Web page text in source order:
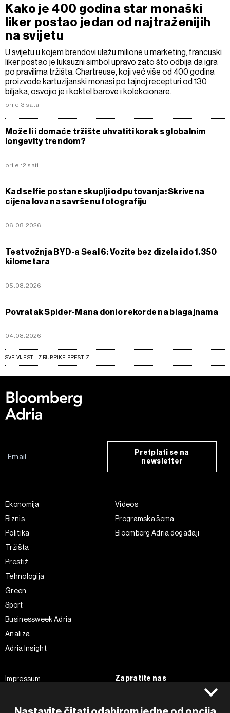
Kako je 400 godina star monaški
liker postao jedan od najtraženijih
na svijetu
U svijetu u kojem brendovi ulažu milione u marketing, francuski
liker postao je luksuzni simbol upravo zato što odbija da igra
po pravilima tržišta. Chartreuse, koji već više od 400 godina
proizvode kartuzijanski monasi po tajnoj recepturi od 130
biljaka, osvojio je i koktel barove i kolekcionare.
prije 3 sata
Može li i domaće tržište uhvatiti korak s globalnim
longevity trendom?
prije 12 sati
Kad selfie postane skuplji od putovanja: Skrivena
cijena lova na savršenu fotografiju
06.08.2026
Test vožnja BYD-a Seal 6: Vozite bez dizela i do 1.350
kilometara
05.08.2026
Povratak Spider-Mana donio rekorde na blagajnama
04.08.2026
SVE VIJESTI IZ RUBRIKE PRESTIŽ
Pretplati se na
newsletter
Ekonomija
Biznis
Politika
Tržišta
Prestiž
Tehnologija
Green
Sport
Businessweek Adria
Analiza
Adria Insight
Videos
Programska šema
Bloomberg Adria događaji
Impressum
Pravila privatnosti
Zapratite nas
Instagram